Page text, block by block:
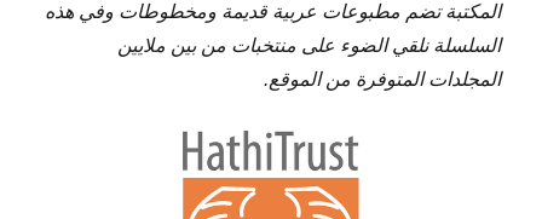
المكتبة تضم مطبوعات عربية قديمة ومخطوطات وفي هذه
السلسلة نلقي الضوء على منتخبات من بين ملايين
المجلدات المتوفرة من الموقع.